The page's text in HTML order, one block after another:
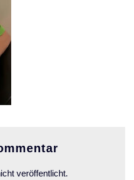
veröffentlicht.